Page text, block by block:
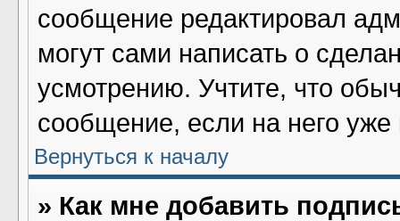
сообщение редактировал
могут сами написать о
усмотрению. Учтите, что
сообщение, если на него уже
Вернуться к началу
» Как мне добавить